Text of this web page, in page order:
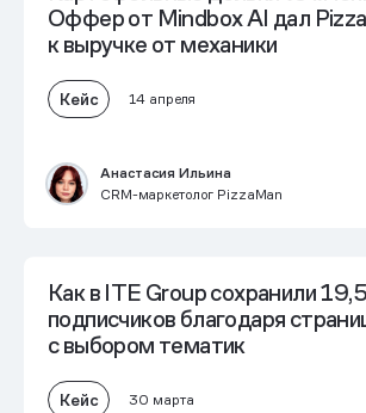
Оффер от Mindbox AI дал
к выручке от механики
Кейс 14 апреля
Анастасия Ильина
CRM-маркетолог PizzaMan
Как в ITE Groupсохранили
подписчиков благодаря
с выбором тематик
Кейс 30 марта